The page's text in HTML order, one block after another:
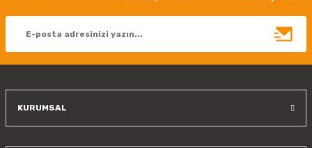
Ürün bilgilerinde hatalar bulunuyor.
KURUMSAL